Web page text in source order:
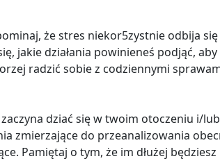
że stres nie­kor5zyst­nie od­bi­ja
jakie dzia­ła­nia po­wi­nie­neś pod­jąć,
ra­dzić sobie z co­dzien­ny­mi
za­czy­na dziać się w twoim oto­cze­niu i/
zmie­rza­ją­ce do prze­ana­li­zo­wa­nia
Pa­mię­taj o tym, że im dłu­żej